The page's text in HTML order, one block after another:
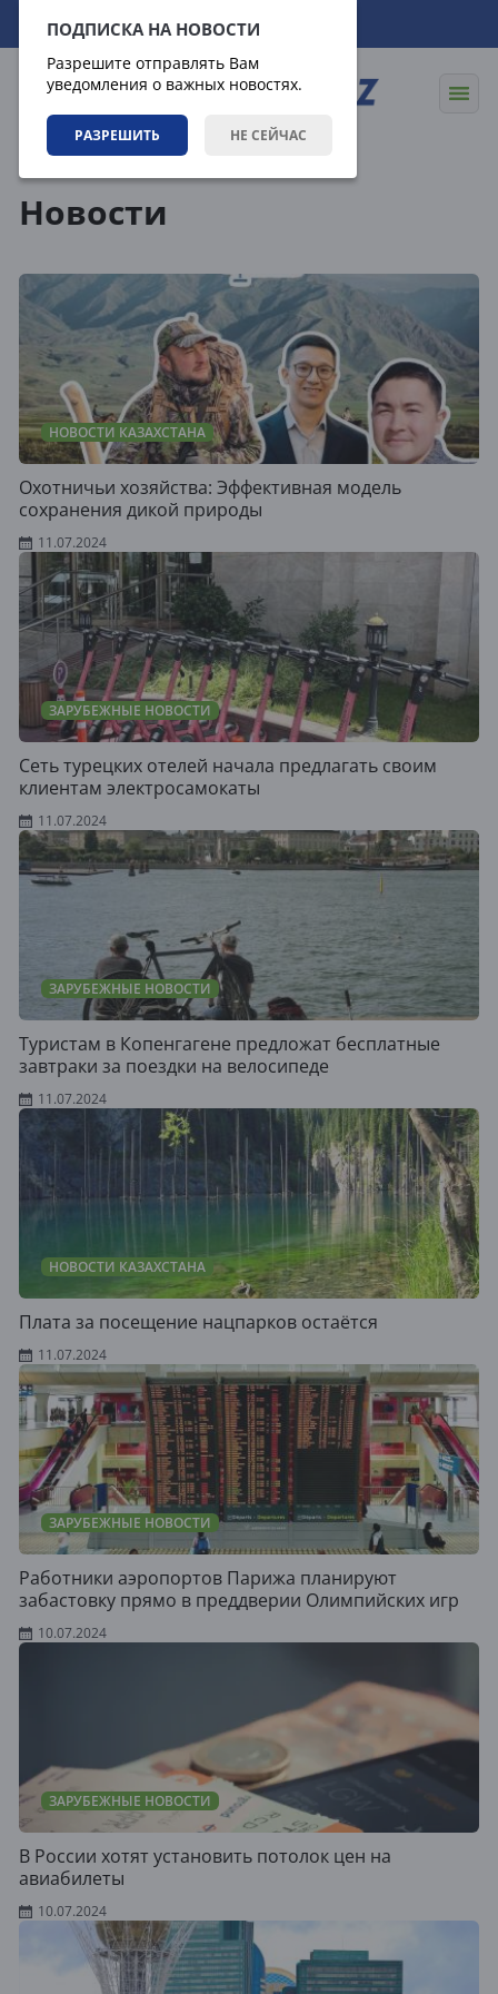
ПОДПИСКА НА НОВОСТИ
Разрешите отправлять Вам
уведомления о важных новостях.
РАЗРЕШИТЬ НЕ СЕЙЧАС
08.08.2026 18:49:18
Новости
НОВОСТИ КАЗАХСТАНА
Охотничьи хозяйства: Эффективная модель
сохранения дикой природы
11.07.2024
ЗАРУБЕЖНЫЕ НОВОСТИ
Сеть турецких отелей начала предлагать своим
клиентам электросамокаты
11.07.2024
ЗАРУБЕЖНЫЕ НОВОСТИ
Туристам в Копенгагене предложат бесплатные
завтраки за поездки на велосипеде
11.07.2024
НОВОСТИ КАЗАХСТАНА
Плата за посещение нацпарков остаётся
11.07.2024
ЗАРУБЕЖНЫЕ НОВОСТИ
Работники аэропортов Парижа планируют
забастовку прямо в преддверии Олимпийских игр
10.07.2024
ЗАРУБЕЖНЫЕ НОВОСТИ
В России хотят установить потолок цен на
авиабилеты
10.07.2024